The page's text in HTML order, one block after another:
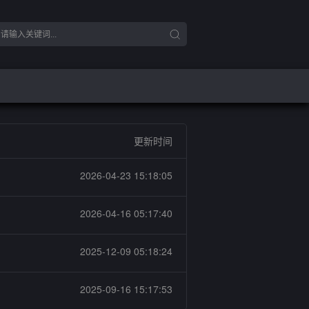
更新时间
2026-04-23 15:18:05
2026-04-16 05:17:40
2025-12-09 05:18:24
2025-09-16 15:17:53